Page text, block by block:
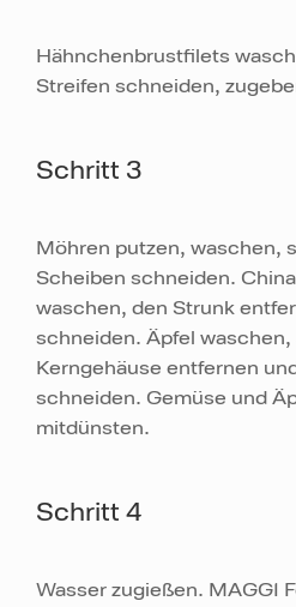
Hähnchenbrustfilets
Streifen schneiden,
Schritt 3
Möhren putzen, waschen,
Scheiben schneiden.
waschen, den Strunk
schneiden. Äpfel
Kerngehäuse entfernen
schneiden. Gemüse und
mitdünsten.
Schritt 4
Wasser zugießen. MAGGI